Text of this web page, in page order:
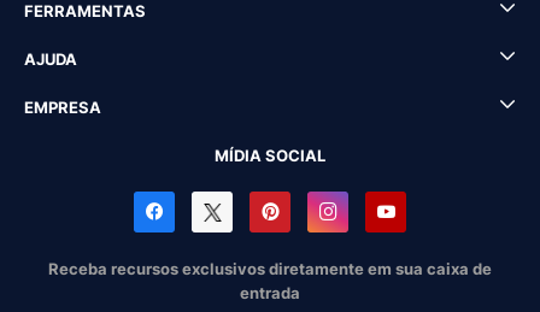
FERRAMENTAS
AJUDA
EMPRESA
MÍDIA SOCIAL
Receba recursos exclusivos diretamente em sua caixa de
entrada